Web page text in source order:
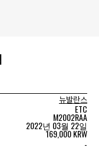
뉴발란스
ETC
M2002RAA
2022년 03월 22일
169,000 KRW
-